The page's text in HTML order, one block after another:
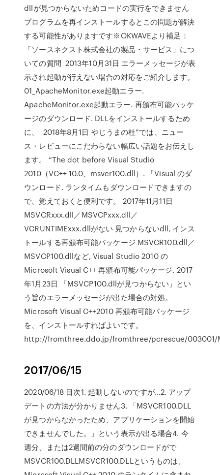
dllが見つからないためコードの実行をできません
プログラムを再インストールするとこの問題が解決
する可能性がありますです※OKWAVEより補足：
「ソースネクスト株式会社の製品・サービス」につ
いての質問 2013年10月31日 エラーメッセージが表
示され起動が行えない場合の対応をご紹介します。
01_ApacheMonitor.exe起動エラー.
ApacheMonitor.exe起動エラー. 再頒布可能パッケ
ージのダウンロード. DLLをインストールするため
に、 2018年8月1日 やじうまの杜”では、ニュー
ス・レビューにこだわらない幅広い話題をお伝えし
ます。 “The dot before Visual Studio
2010（VC++ 10.0、msvcr100.dll）. 「Visual のダ
ウンロード. ランタイムもダウンロードできますの
で、覚えておくと便利です。 2017年11月11日
MSVCRxxx.dll／MSVCPxxx.dll／
VCRUNTIMExxx.dllがない 見つからないdll, インス
トールする再頒布可能パッケージ MSVCR100.dll／
MSVCP100.dllなど, Visual Studio 2010 の
Microsoft Visual C++ 再頒布可能パッケージ. 2017
年1月23日 「MSVCP100.dllが見つからない」とい
う旨のエラーメッセージが出た場合の対処。
Microsoft Visual C++2010 再頒布可能パッケージ
を、インストールすればよいです。
http://fromthree.ddo.jp/fromthree/pcrescue/003001/
2017/06/15
2020/06/18 目次1. 起動しないのですが…2. アップ
デートの方法が分かりません3. 「MSVCR100.DLL
が見つからなかったため、アプリケーションを開始
できませんでした。」という表示が出る場合4. 今
週分、または2週間前の分のダウンロードがで
MSVCR100.DLLMSVCR100.DLLというものは、